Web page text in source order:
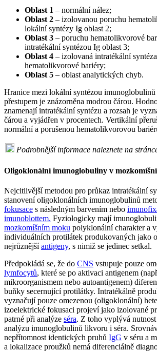
Oblast 1 – normální nález;
Oblast 2 – izolovanou poruchu
lokální syntézy Ig oblast 2;
Oblast 3 – poruchu hematolikvorové
intratékální syntézou Ig oblast 3;
Oblast 4 – izolovaná intratékální
hematolikvorové bariéry;
Oblast 5 – oblast analytických chyb.
Hranice mezi lokální syntézou
přestupem je znázorněna modrou čárou.
znamenají intratékální syntézu a rozsah je
čárou a vyjádřen v procentech. Vertikální
normální a porušenou hematolikvorovou
Podrobnější informace naleznete na
Oligoklonální imunoglobuliny v
Nejcitlivější metodou pro průkaz intratékální
stanovení oligoklonálních imunoglobulinů
fokusace s následným barvením nebo
imunoblottem. Fyziologicky mají
mozkomíšním moku polyklonální charakter a
individuálních protilátek produkovaných jako
nejrůznějšíantigeny, s nimiž se jedinec setkal.
Předpokládá se, že do CNS vstupuje pouze
lymfocytů, které se po aktivaci antigenem
mikroorganismem nebo autoantigenem)
buňky secernující protilátky. Intratékálně
vyznačují pouze omezenou (oligoklonální)
izoelektrické fokusaci projeví jako izolované
patrné při analýze séra. Z toho vyplývá nutnost
analýzu imunoglobulinů likvoru i séra.
nepřítomnost identických pruhů IgG v séru a
a lokalizace proužků nemá diferenciálně